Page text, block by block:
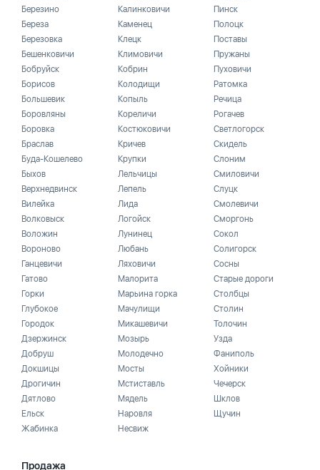
Березино
Береза
Березовка
Бешенковичи
Бобруйск
Борисов
Большевик
Боровляны
Боровка
Браслав
Буда-Кошелево
Быхов
Верхнедвинск
Вилейка
Волковыск
Воложин
Вороново
Ганцевичи
Гатово
Горки
Глубокое
Городок
Дзержинск
Добруш
Докшицы
Дрогичин
Дятлово
Ельск
Жабинка
Калинковичи
Каменец
Клецк
Климовичи
Кобрин
Колодищи
Копыль
Кореличи
Костюковичи
Кричев
Крупки
Лельчицы
Лепель
Лида
Логойск
Лунинец
Любань
Ляховичи
Малорита
Марьина горка
Мачулищи
Микашевичи
Мозырь
Молодечно
Мосты
Мстиставль
Мядель
Наровля
Несвиж
Пинск
Полоцк
Поставы
Пружаны
Пуховичи
Ратомка
Речица
Рогачев
Светлогорск
Скидель
Слоним
Смиловичи
Слуцк
Смолевичи
Сморгонь
Сокол
Солигорск
Сосны
Старые дороги
Столбцы
Столин
Толочин
Узда
Фаниполь
Хойники
Чечерск
Шклов
Щучин
Продажа